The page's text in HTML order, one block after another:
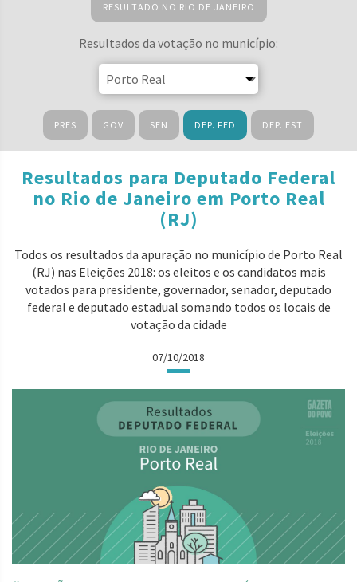
RESULTADO NO RIO DE JANEIRO
Resultados da votação no município:
PRES GOV SEN DEP. FED DEP. EST
Resultados para Deputado Federal
no Rio de Janeiro em Porto Real
(RJ)
Todos os resultados da apuração no município de Porto Real
(RJ) nas Eleições 2018: os eleitos e os candidatos mais
votados para presidente, governador, senador, deputado
federal e deputado estadual somando todos os locais de
votação da cidade
07/10/2018